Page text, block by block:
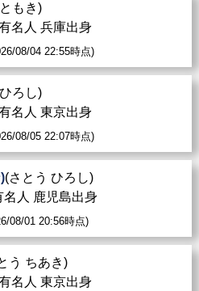
もき)
名人 兵庫出身
08/04 22:55時点)
ろし)
名人 東京出身
08/05 22:07時点)
(さとう ひろし)
人 鹿児島出身
08/01 20:56時点)
う ちあき)
名人 東京出身